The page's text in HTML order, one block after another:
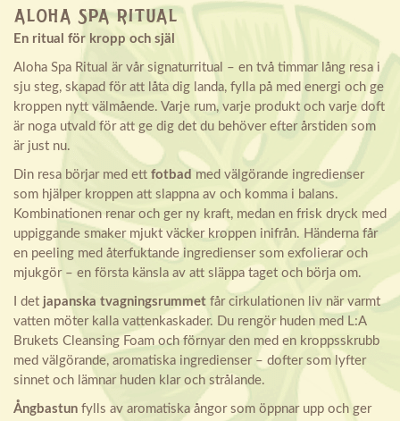
ALOHA SPA RITUAL
En ritual för kropp och själ
Aloha Spa Ritual är vår signaturritual – en två timmar lång resa i
sju steg, skapad för att låta dig landa, fylla på med energi och ge
kroppen nytt välmående. Varje rum, varje produkt och varje doft
är noga utvald för att ge dig det du behöver efter årstiden som
är just nu.
Din resa börjar med ett fotbad med välgörande ingredienser
som hjälper kroppen att slappna av och komma i balans.
Kombinationen renar och ger ny kraft, medan en frisk dryck med
uppiggande smaker mjukt väcker kroppen inifrån. Händerna får
en peeling med återfuktande ingredienser som exfolierar och
mjukgör – en första känsla av att släppa taget och börja om.
I det japanska tvagningsrummet får cirkulationen liv när varmt
vatten möter kalla vattenkaskader. Du rengör huden med L:A
Brukets Cleansing Foam och förnyar den med en kroppsskrubb
med välgörande, aromatiska ingredienser – dofter som lyfter
sinnet och lämnar huden klar och strålande.
Ångbastun fylls av aromatiska ångor som öppnar upp och ger